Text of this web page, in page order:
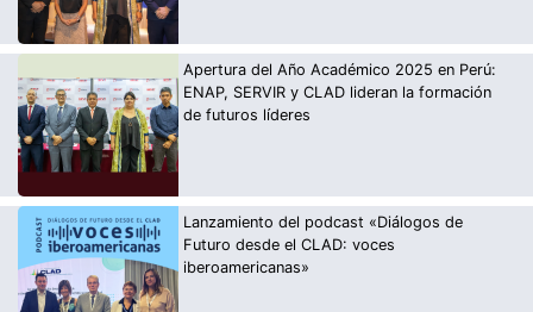
Apertura del Año Académico 2025 en Perú:
ENAP, SERVIR y CLAD lideran la formación
de futuros líderes
Lanzamiento del podcast «Diálogos de
Futuro desde el CLAD: voces
iberoamericanas»